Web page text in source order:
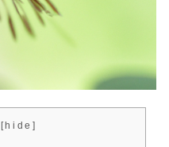
[ hide ]